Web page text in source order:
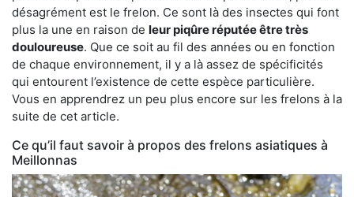
désagrément est le frelon. Ce sont là des insectes qui font
plus la une en raison de leur piqûre réputée être très
douloureuse. Que ce soit au fil des années ou en fonction
de chaque environnement, il y a là assez de spécificités
qui entourent l’existence de cette espèce particulière.
Vous en apprendrez un peu plus encore sur les frelons à la
suite de cet article.
Ce qu’il faut savoir à propos des frelons asiatiques à
Meillonnas